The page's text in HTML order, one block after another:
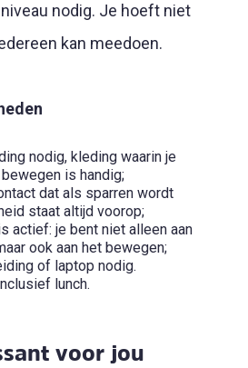
nodig. Je hoeft niet
kan meedoen.
nodig, kleding waarin je
is handig;
dat als sparren wordt
staat altijd voorop;
actief: je bent niet alleen aan
ook aan het bewegen;
of laptop nodig.
lunch.
voor jou